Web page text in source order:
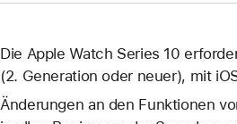
Die Apple Watch Series 10
(2. Generation oder neuer), mit
Änderungen an den Funktionen